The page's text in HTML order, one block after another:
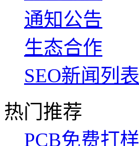
通知公告
生态合作
SEO新闻列表
热门推荐
PCB免费打样